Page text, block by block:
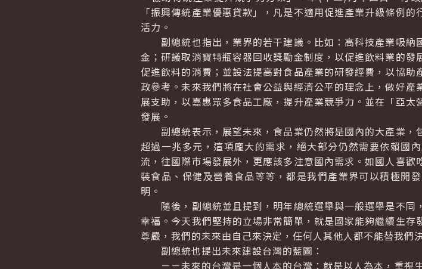
「振興傳統產業優惠貸款」，凡是不適用促進產業升級條例
活力。
副總統也指出，業界的若干建議。比如：高科技產業吸納
金；研議取消寶特瓶容器回收獎勵金制度，以促進飲料業的發
促進飲料的消費；並設法提高對食品產業的研發經費，以協
政參考。未來我們將在社會公益與經濟公平的理念上，做好
展支助，以嘉惠眾多食品工廠，提升產業競爭力。並在「亞
發展。
副總統表示，展望未來，食品業仍然將是國內的大產業，
超過一兆多元，這項龐大的需求，絕大部分仍然需要依賴國
流，往國際市場發展外，更應該多注意國內需求。如國人喜
裝食品、保健及營養食品等等，都是我們產業界可以積極開
明。
隨後，副總統並且提到，明年總統選舉與一般選舉是不同
幸福。今天我們堅持的立場非常簡單，就是國家能夠繼續生
尊嚴，我們的未來由自己來決定，任何人其他人都不能替我們
副總統也提出未來建設台灣的藍圖：
－－未來的台灣是一個人本的台灣：就是以人為本，重視